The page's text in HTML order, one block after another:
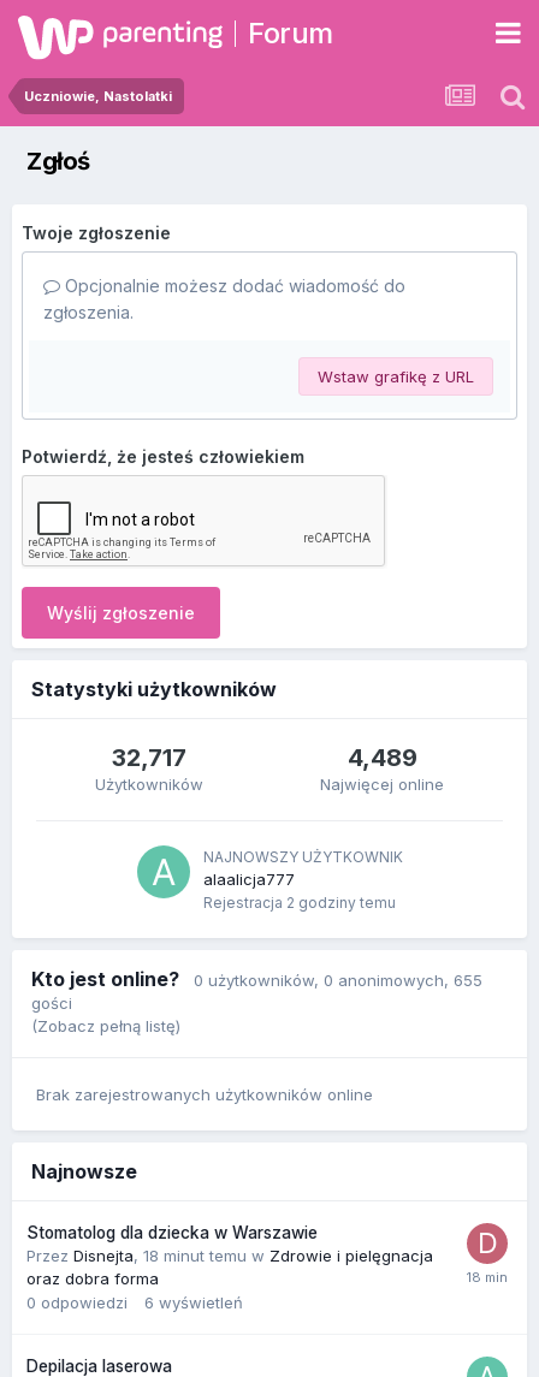
Forum
Uczniowie, Nastolatki
Zgłoś
Twoje zgłoszenie
Opcjonalnie możesz dodać wiadomość do
zgłoszenia.
Wstaw grafikę z URL
Potwierdź, że jesteś człowiekiem
Wyślij zgłoszenie
Statystyki użytkowników
32,717
Użytkowników
4,489
Najwięcej online
NAJNOWSZY UŻYTKOWNIK
alaalicja777
Rejestracja 2 godziny temu
Kto jest online? 0 użytkowników, 0 anonimowych, 655
gości
(Zobacz pełną listę)
Brak zarejestrowanych użytkowników online
Najnowsze
Stomatolog dla dziecka w Warszawie
Przez Disnejta, 18 minut temu w Zdrowie i pielęgnacja
oraz dobra forma
0 odpowiedzi 6 wyświetleń
Depilacja laserowa